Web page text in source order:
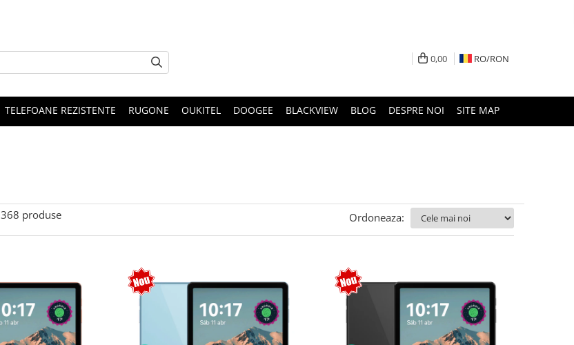
0,00 RO/RON
TELEFOANE REZISTENTE RUGONE OUKITEL DOOGEE BLACKVIEW BLOG DESPRE NOI SITE MAP
368 produse Ordoneaza: